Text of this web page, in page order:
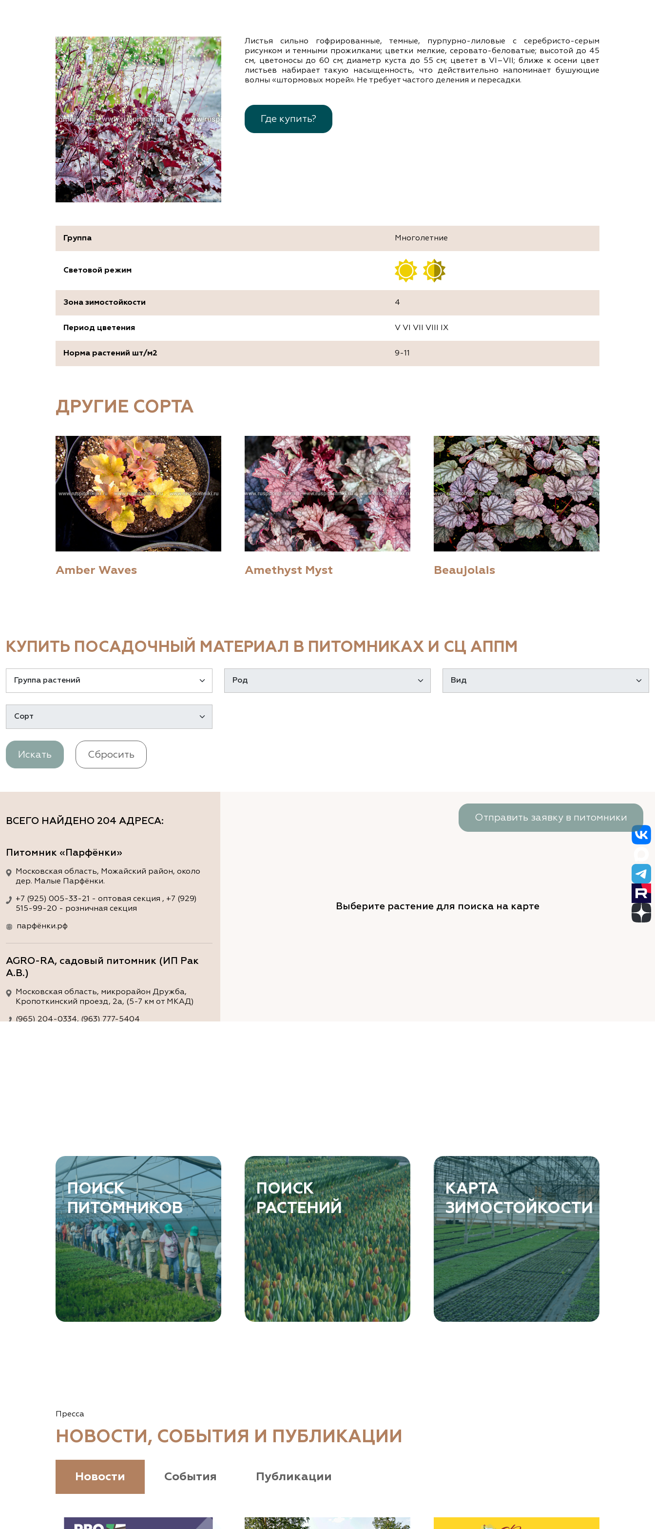
Региональные
представительстваЛистья сильно гофрированные, темные, пурпурно-лиловые с серебристо-серым
рисунком и темными прожилками; цветки мелкие, серовато-беловатые; высотой до 45
см, цветоносы до 60 см; диаметр куста до 55 см; цветет в VІ–VІІ; ближе к осени цвет
листьев набирает такую насыщенность, что действительно напоминает бушующие
волны «штормовых морей». Не требует частого деления и пересадки.
Где купить?
Группа Многолетние
Световой режим
Зона зимостойкости 4
Период цветения V VI VII VIII IX
Норма растений шт/м2 9-11
ДРУГИЕ СОРТА
Amber Waves Amethyst Myst Beaujolais
КУПИТЬ ПОСАДОЧНЫЙ МАТЕРИАЛ В ПИТОМНИКАХ И СЦ АППМ
Искать Сбросить
ВСЕГО НАЙДЕНО 204 АДРЕСА:
Питомник «Парфёнки»
Московская область, Можайский район, около
дер. Малые Парфёнки.
+7 (925) 005-33-21 - оптовая секция , +7 (929)
515-99-20 - розничная секция
парфёнки.рф
AGRO-RA, садовый питомник (ИП Рак
А.В.)
Московская область, микрорайон Дружба,
Кропоткинский проезд, 2а, (5-7 км от МКАД)
(965) 204-0334, (963) 777-5404
ArtGreen (питомник декоративных
растений, АртГрин)
Ростовская область, Ростов-на-Дону,
Левобережная ул, дом № 37
8 966 206 7222
www.art-green.ru
Garden Group, ООО «Девелопмент Груп»
Томская область, Томский р-н, посёлок
Ветеран-4, СНТ Снабженец
Гомельская область, Гомельский р-н, с/с
Прибытковский, д. Климовка, ул. Совхозная 2-я,
Ташкентская область, Зангиатинский р-н, ул.
Отправить заявку в питомники
Выберите растение для поиска на карте
ПОИСК
ПИТОМНИКОВ
ПОИСК
РАСТЕНИЙ
КАРТА
ЗИМОСТОЙКОСТИ
Пресса
НОВОСТИ, СОБЫТИЯ И ПУБЛИКАЦИИ
Новости События Публикации